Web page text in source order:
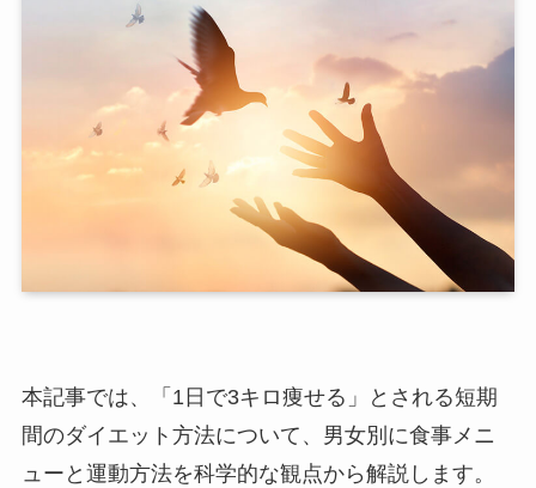
本記事では、「1日で3キロ痩せる」とされる短期
間のダイエット方法について、男女別に食事メニ
ューと運動方法を科学的な観点から解説します。